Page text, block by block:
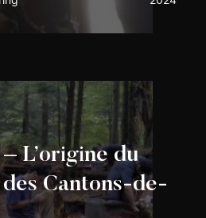
L’origine du
Cantons-de-